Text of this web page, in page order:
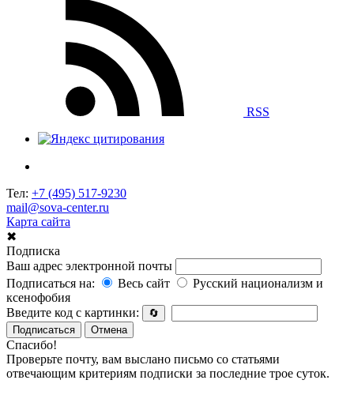
RSS
Тел: +7 (495) 517-9230
mail@sova-center.ru
Карта сайта
✖
Подписка
Ваш адрес электронной почты
Подписаться на:
Весь сайт
Русский национализм и
ксенофобия
Введите код с картинки:
🔄
Подписаться
Отмена
Спасибо!
Проверьте почту, вам выслано письмо со статьями
отвечающим критериям подписки за последние трое суток.